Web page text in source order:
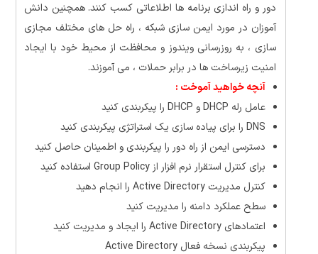
دور و راه اندازی برنامه ها اطلاعاتی کسب کنند. همچنین دانش
آموزان در مورد ایمن سازی شبکه ، راه حل های مختلف مجازی
سازی ، به روزرسانی ویندوز و محافظت از محیط خود با ایجاد
امنیت زیرساخت ها در برابر حملات ، می آموزند.
آنچه خواهید آموخت :
عامل رله DHCP و DHCP را پیکربندی کنید
DNS را برای پیاده سازی یک استراتژی پیکربندی کنید
دسترسی ایمن از راه دور را پیکربندی و اطمینان حاصل کنید
برای کنترل استقرار نرم افزار از Group Policy استفاده کنید
کنترل مدیریت Active Directory را انجام دهید
سطح عملکرد دامنه را مدیریت کنید
اعتمادهای Active Directory را ایجاد و مدیریت کنید
پیکربندی نسخه فعال Active Directory